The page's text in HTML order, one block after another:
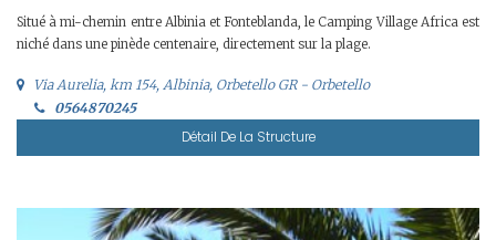
Situé à mi-chemin entre Albinia et Fonteblanda, le Camping Village Africa est
niché dans une pinède centenaire, directement sur la plage.
Via Aurelia, km 154, Albinia, Orbetello GR - Orbetello
0564870245
Détail De La Structure